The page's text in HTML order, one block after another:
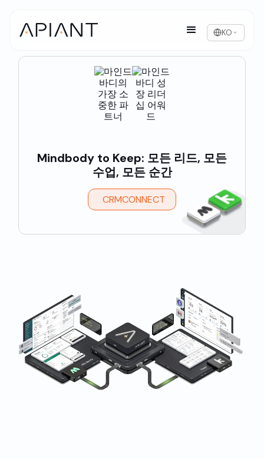
KO
Mindbody to Keep: 모든 리드, 모든
수업, 모든 순간
CRMCONNECT